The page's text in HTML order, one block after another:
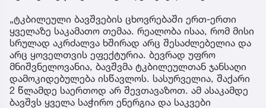
„ტკბილეული ბავშვების ცხოვრებაში ერთ-ერთი
ყველაზე საკამათო თემაა. რეალობა ისაა, რომ მისი
სრულად აკრძალვა ხშირად არც შესაძლებელია და
არც ყოველთვის ეფექტურია. ბევრად უფრო
მნიშვნელოვანია, ბავშვმა ტკბილეულთან ჯანსაღი
დამოკიდებულება ისწავლოს. სასურველია, შაქარი
2 წლამდე საერთოდ არ შევთავაზოთ. ამ ასაკამდე
ბავშვს ყველა საჭირო ენერგია და საკვები